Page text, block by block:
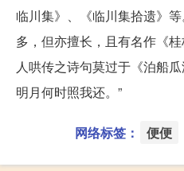
临川集》、《临川集拾遗》
多，但亦擅长，且有名作《
人哄传之诗句莫过于《泊船
明月何时照我还。”
网络标签： 便便